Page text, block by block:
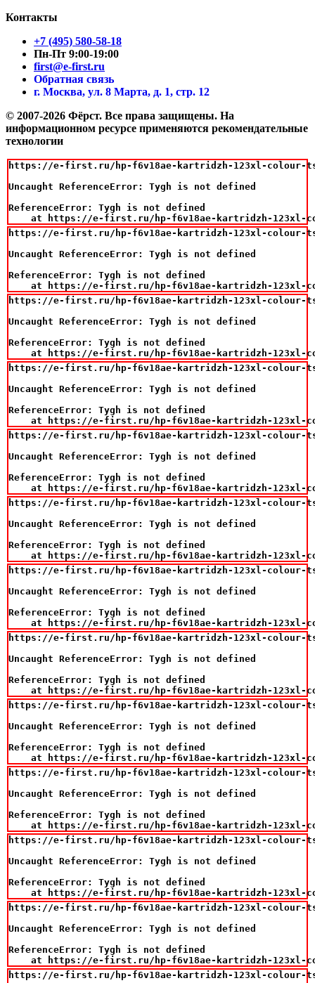
Контакты
+7 (495) 580-58-18
Пн-Пт 9:00-19:00
first@e-first.ru
Обратная связь
г. Москва, ул. 8 Марта, д. 1, стр. 12
© 2007-2026 Фёрст. Все права защищены. На
информационном ресурсе применяются рекомендательные
технологии
https://e-first.ru/hp-f6v18ae-kartridzh-123xl-colour-
Uncaught ReferenceError: Tygh is not defined
ReferenceError: Tygh is not defined
at https://e-first.ru/hp-f6v18ae-kartridzh-123xl-
https://e-first.ru/hp-f6v18ae-kartridzh-123xl-colour-
Uncaught ReferenceError: Tygh is not defined
ReferenceError: Tygh is not defined
at https://e-first.ru/hp-f6v18ae-kartridzh-123xl-
https://e-first.ru/hp-f6v18ae-kartridzh-123xl-colour-
Uncaught ReferenceError: Tygh is not defined
ReferenceError: Tygh is not defined
at https://e-first.ru/hp-f6v18ae-kartridzh-123xl-
https://e-first.ru/hp-f6v18ae-kartridzh-123xl-colour-
Uncaught ReferenceError: Tygh is not defined
ReferenceError: Tygh is not defined
at https://e-first.ru/hp-f6v18ae-kartridzh-123xl-
https://e-first.ru/hp-f6v18ae-kartridzh-123xl-colour-
Uncaught ReferenceError: Tygh is not defined
ReferenceError: Tygh is not defined
at https://e-first.ru/hp-f6v18ae-kartridzh-123xl-
https://e-first.ru/hp-f6v18ae-kartridzh-123xl-colour-
Uncaught ReferenceError: Tygh is not defined
ReferenceError: Tygh is not defined
at https://e-first.ru/hp-f6v18ae-kartridzh-123xl-
https://e-first.ru/hp-f6v18ae-kartridzh-123xl-colour-
Uncaught ReferenceError: Tygh is not defined
ReferenceError: Tygh is not defined
at https://e-first.ru/hp-f6v18ae-kartridzh-123xl-
https://e-first.ru/hp-f6v18ae-kartridzh-123xl-colour-
Uncaught ReferenceError: Tygh is not defined
ReferenceError: Tygh is not defined
at https://e-first.ru/hp-f6v18ae-kartridzh-123xl-
https://e-first.ru/hp-f6v18ae-kartridzh-123xl-colour-
Uncaught ReferenceError: Tygh is not defined
ReferenceError: Tygh is not defined
at https://e-first.ru/hp-f6v18ae-kartridzh-123xl-
https://e-first.ru/hp-f6v18ae-kartridzh-123xl-colour-
Uncaught ReferenceError: Tygh is not defined
ReferenceError: Tygh is not defined
at https://e-first.ru/hp-f6v18ae-kartridzh-123xl-
https://e-first.ru/hp-f6v18ae-kartridzh-123xl-colour-
Uncaught ReferenceError: Tygh is not defined
ReferenceError: Tygh is not defined
at https://e-first.ru/hp-f6v18ae-kartridzh-123xl-
https://e-first.ru/hp-f6v18ae-kartridzh-123xl-colour-
Uncaught ReferenceError: Tygh is not defined
ReferenceError: Tygh is not defined
at https://e-first.ru/hp-f6v18ae-kartridzh-123xl-
https://e-first.ru/hp-f6v18ae-kartridzh-123xl-colour-